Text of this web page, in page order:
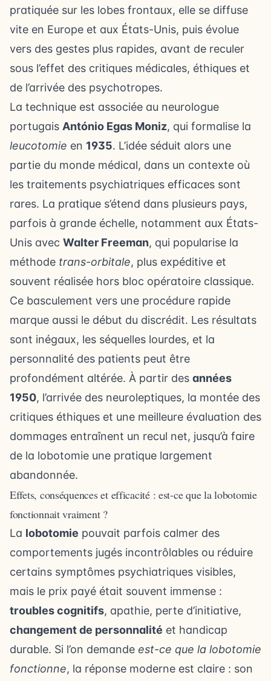
pratiquée sur les lobes frontaux, elle se diffuse
vite en Europe et aux États-Unis, puis évolue
vers des gestes plus rapides, avant de reculer
sous l’effet des critiques médicales, éthiques et
de l’arrivée des psychotropes.
La technique est associée au neurologue
portugais António Egas Moniz, qui formalise la
leucotomie en 1935. L’idée séduit alors une
partie du monde médical, dans un contexte où
les traitements psychiatriques efficaces sont
rares. La pratique s’étend dans plusieurs pays,
parfois à grande échelle, notamment aux États-
Unis avec Walter Freeman, qui popularise la
méthode trans-orbitale, plus expéditive et
souvent réalisée hors bloc opératoire classique.
Ce basculement vers une procédure rapide
marque aussi le début du discrédit. Les résultats
sont inégaux, les séquelles lourdes, et la
personnalité des patients peut être
profondément altérée. À partir des années
1950, l’arrivée des neuroleptiques, la montée des
critiques éthiques et une meilleure évaluation des
dommages entraînent un recul net, jusqu’à faire
de la lobotomie une pratique largement
abandonnée.
Effets, conséquences et efficacité : est-ce que la lobotomie
fonctionnait vraiment ?
La lobotomie pouvait parfois calmer des
comportements jugés incontrôlables ou réduire
certains symptômes psychiatriques visibles,
mais le prix payé était souvent immense :
troubles cognitifs, apathie, perte d’initiative,
changement de personnalité et handicap
durable. Si l’on demande est-ce que la lobotomie
fonctionne, la réponse moderne est claire : son